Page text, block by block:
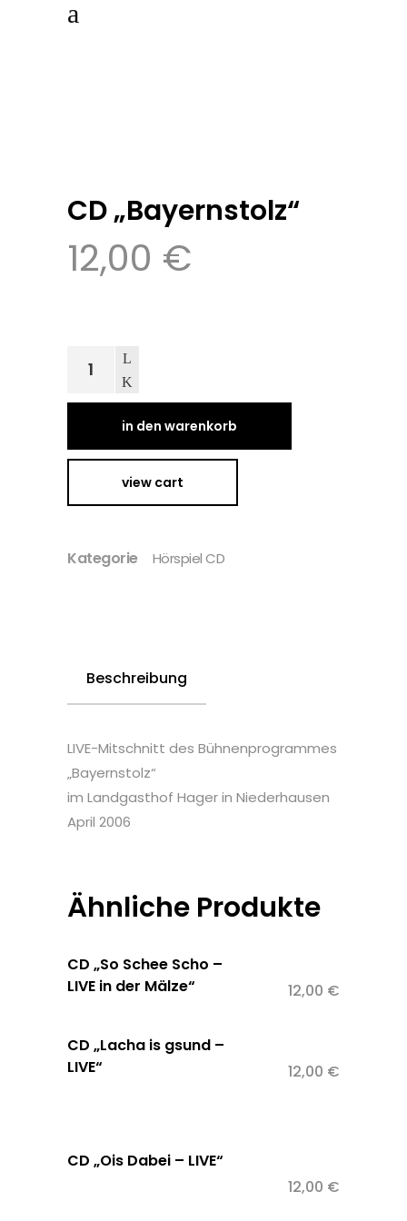
CD „Bayernstolz“
12,00 €
"Bayernstolz"
quantity
in den warenkorb
view cart
Kategorie Hörspiel CD
Beschreibung
LIVE-Mitschnitt des Bühnenprogrammes
„Bayernstolz“
im Landgasthof Hager in Niederhausen
April 2006
Ähnliche Produkte
CD „So Schee Scho –
LIVE in der Mälze“
12,00 €
CD „Lacha is gsund –
LIVE“
12,00 €
CD „Ois Dabei – LIVE“
12,00 €